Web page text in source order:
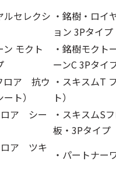
ルセレクシ ・銘樹・ロイ
ョン 3Pタイプ
ン モクト
・銘樹モクト
ーンC 3Pタイ
ロア 抗ウ
ト）
・スキスムT
ト）
ロア シー
・スキスムS
板・3Pタイプ
ロア ツキ
・パートナー